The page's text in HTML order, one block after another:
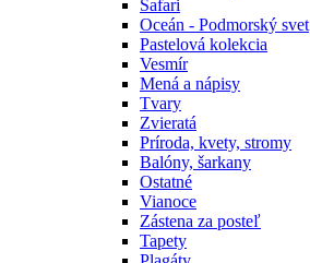
Safari
Oceán - Podmorský svet
Pastelová kolekcia
Vesmír
Mená a nápisy
Tvary
Zvieratá
Príroda, kvety, stromy
Balóny, šarkany
Ostatné
Vianoce
Zástena za posteľ
Tapety